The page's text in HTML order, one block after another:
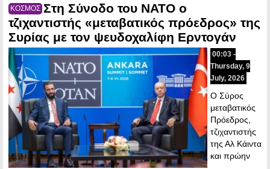
ΚΟΣΜΟΣ Στη Σύνοδο του ΝΑΤΟ ο
τζιχαντιστής «μεταβατικός πρόεδρος» της
Συρίας με τον ψευδοχαλίφη Ερντογάν
00:03 -
Thursday, 9
July, 2026
Ο Σύρος
μεταβατικός
Πρόεδρος,
τζιχαντιστής
της Αλ Κάιντα
και πρώην